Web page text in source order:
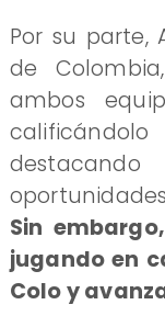
Por su parte,
de
ambos
Sin
jugando en
Colo y